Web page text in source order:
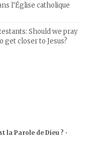
l’Église catholique
Should we pray
get closer to Jesus?
la Parole de Dieu ? •